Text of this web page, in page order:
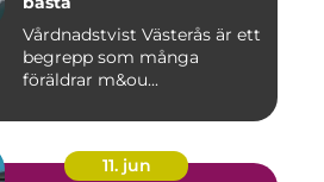
Vårdnadstvist Västerås är ett
begrepp som många
föräldrar m&ou...
11. jun